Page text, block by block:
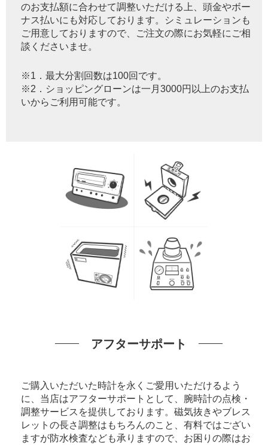
のお支払額に合わせて調整いただける上、頭金やボー
ナス払いにも対応しております。シミュレーションも
ご用意しておりますので、ご注文の際にお気軽にご相
談くださいませ。
※1．最大分割回数は100回です。
※2．ショッピングローンは一月3000円以上のお支払
いからご利用可能です。
アフターサポート
ご購入いただいた時計を永くご愛用いただけるよう
に、当店はアフターサポートとして、腕時計の点検・
調整サービスを提供しております。磁気抜きやブレス
レットの長さ調整はもちろんのこと、有料ではござい
ますが防水検査なども承りますので、お困りの際はお